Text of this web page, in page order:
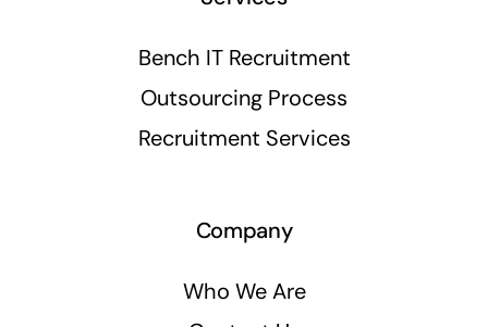
Bench IT Recruitment
Outsourcing Process
Recruitment Services
Company
Who We Are